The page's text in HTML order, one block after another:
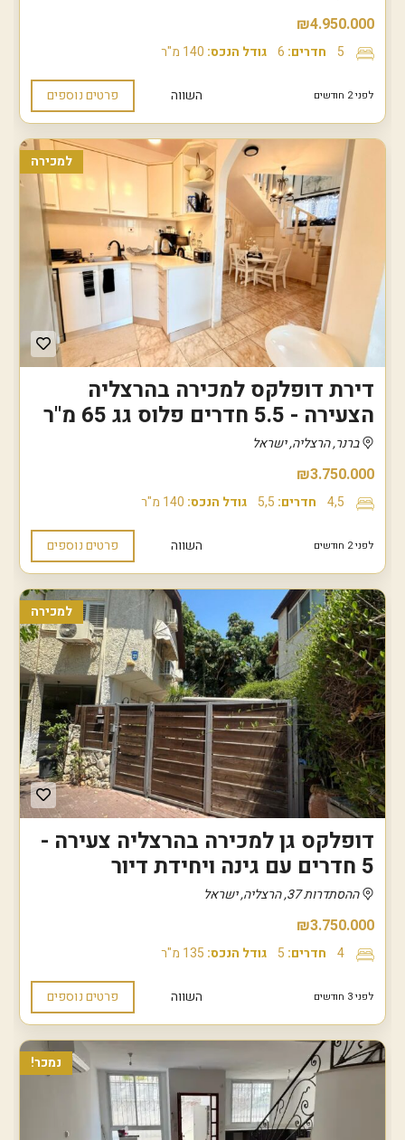
₪4.950.000
5 חדרים: 6 גודל הנכס: 140 מ"ר
לפני 2 חודשים השווה פרטים נוספים
למכירה
דירת דופלקס למכירה בהרצליה
הצעירה - 5.5 חדרים פלוס גג 65 מ"ר
ברנר, הרצליה, ישראל
₪3.750.000
4,5 חדרים: 5,5 גודל הנכס: 140 מ"ר
לפני 2 חודשים השווה פרטים נוספים
למכירה
דופלקס גן למכירה בהרצליה צעירה -
5 חדרים עם גינה ויחידת דיור
ההסתדרות 37, הרצליה, ישראל
₪3.750.000
4 חדרים: 5 גודל הנכס: 135 מ"ר
לפני 3 חודשים השווה פרטים נוספים
נמכר!